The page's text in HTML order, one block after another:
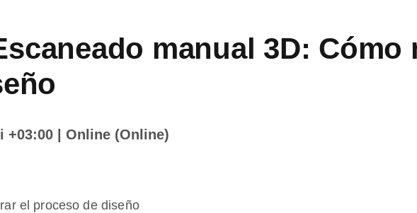
manual 3D: Cómo
+03:00 | Online (Online)
el proceso de diseño